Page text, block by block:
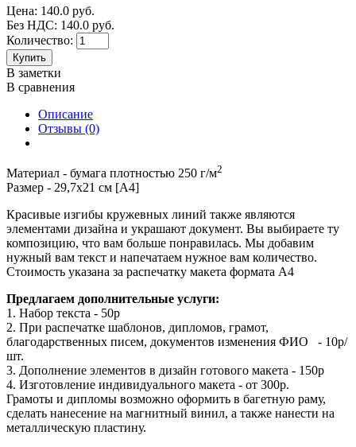
Цена: 140.0 руб.
Без НДС: 140.0 руб.
Количество:
Купить
В заметки
В сравнения
Описание
Отзывы (0)
Материал - бумага плотностью 250 г/м2
Размер - 29,7х21 см [А4]
Красивые изгибы кружевных линий также являются
элементами дизайна и украшают документ. Вы выбираете ту
композицию, что вам больше понравилась. Мы добавим
нужный вам текст и напечатаем нужное вам количество.
Стоимость указана за распечатку макета формата А4
Предлагаем дополнительные услуги:
1. Набор текста - 50р
2. При распечатке шаблонов, дипломов, грамот,
благодарственных писем, документов изменения ФИО - 10р/
шт.
3. Дополнение элементов в дизайн готового макета - 150р
4. Изготовление индивидуального макета - от 300р.
Грамоты и дипломы возможно оформить в багетную раму,
сделать нанесение на магнитный винил, а также нанести на
металлическую пластину.